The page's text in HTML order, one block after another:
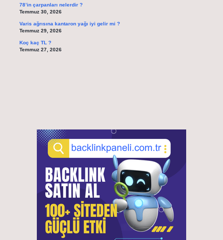
78’in çarpanları nelerdir ?
Temmuz 30, 2026
Varis ağrısına kantaron yağı iyi gelir mi ?
Temmuz 29, 2026
Koç kaç TL ?
Temmuz 27, 2026